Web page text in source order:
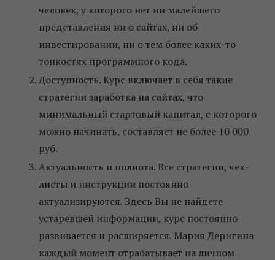
человек, у которого нет ни малейшего
представления ни о сайтах, ни об
инвестировании, ни о тем более каких-то
тонкостях программного кода.
Доступность. Курс включает в себя такие
стратегии заработка на сайтах, что
минимальный стартовый капитал, с которого
можно начинать, составляет не более 10 000
руб.
Актуальность и полнота. Все стратегии, чек-
листы и инструкции постоянно
актуализируются. Здесь Вы не найдете
устаревшей информации, курс постоянно
развивается и расширяется. Мария Деригина
каждый момент отрабатывает на личном